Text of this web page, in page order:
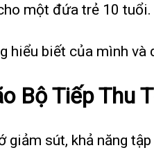
một đứa trẻ 10 tuổi.
hiểu biết của mình và
Bộ Tiếp Thu
sút, khả năng